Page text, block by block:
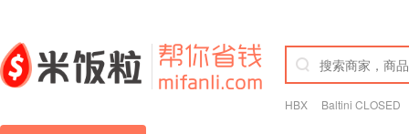
HBX Baltini CLOSED